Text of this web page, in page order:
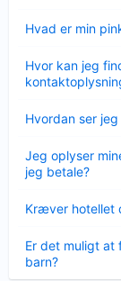
Hvad er min
Hvor kan jeg
Hvordan ser
Jeg oplyser
jeg betale?
Kræver hotellet
Er det muligt at
barn?